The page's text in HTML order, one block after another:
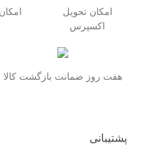
امکان تحویل
اکسپرس
هفت روز ضمانت بازگشت کالا
پشتیبانی